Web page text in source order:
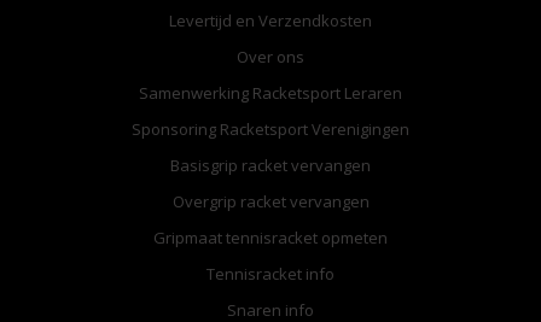
Levertijd en Verzendkosten
Over ons
Samenwerking Racketsport Leraren
Sponsoring Racketsport Verenigingen
Basisgrip racket vervangen
Overgrip racket vervangen
Gripmaat tennisracket opmeten
Tennisracket info
Snaren info